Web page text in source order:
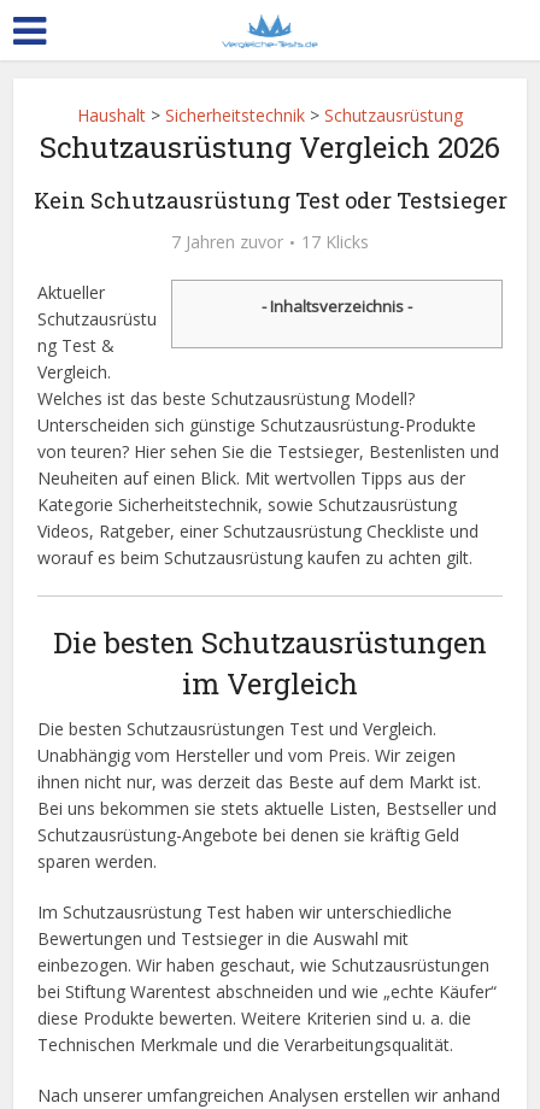
Haushalt > Sicherheitstechnik > Schutzausrüstung
Schutzausrüstung Vergleich 2026
Kein Schutzausrüstung Test oder Testsieger
7 Jahren zuvor 17 Klicks
- Inhaltsverzeichnis -
Aktueller
Schutzausrüstu
ng Test &
Vergleich.
Welches ist das beste Schutzausrüstung Modell?
Unterscheiden sich günstige Schutzausrüstung-Produkte
von teuren? Hier sehen Sie die Testsieger, Bestenlisten und
Neuheiten auf einen Blick. Mit wertvollen Tipps aus der
Kategorie Sicherheitstechnik, sowie Schutzausrüstung
Videos, Ratgeber, einer Schutzausrüstung Checkliste und
worauf es beim Schutzausrüstung kaufen zu achten gilt.
Die besten Schutzausrüstungen
im Vergleich
Die besten Schutzausrüstungen Test und Vergleich.
Unabhängig vom Hersteller und vom Preis. Wir zeigen
ihnen nicht nur, was derzeit das Beste auf dem Markt ist.
Bei uns bekommen sie stets aktuelle Listen, Bestseller und
Schutzausrüstung-Angebote bei denen sie kräftig Geld
sparen werden.
Im Schutzausrüstung Test haben wir unterschiedliche
Bewertungen und Testsieger in die Auswahl mit
einbezogen. Wir haben geschaut, wie Schutzausrüstungen
bei Stiftung Warentest abschneiden und wie „echte Käufer“
diese Produkte bewerten. Weitere Kriterien sind u. a. die
Technischen Merkmale und die Verarbeitungsqualität.
Nach unserer umfangreichen Analysen erstellen wir anhand